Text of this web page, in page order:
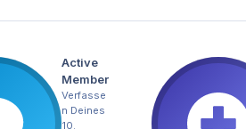
Active
Member
Verfasse
n Deines
10.